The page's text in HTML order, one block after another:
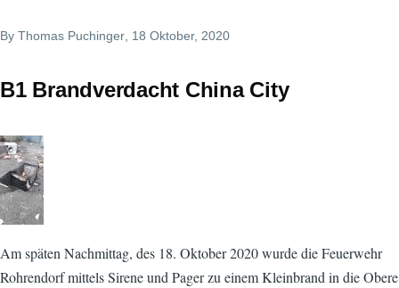
By Thomas Puchinger, 18 Oktober, 2020
B1 Brandverdacht China City
Am späten Nachmittag, des 18. Oktober 2020 wurde die Feuerwehr
Rohrendorf mittels Sirene und Pager zu einem Kleinbrand in die Obere